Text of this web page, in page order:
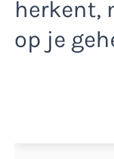
herkent,
op je